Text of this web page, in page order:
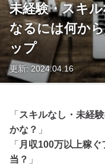
未経験・スキ
なるには何か
ップ
更新: 2024.04.16
「 スキルなし・未経
かな？ 」
「 月収100万以上稼
当？ 」